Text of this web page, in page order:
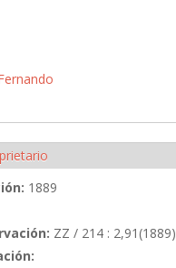
1889
ZZ / 214 : 2,91(1889)